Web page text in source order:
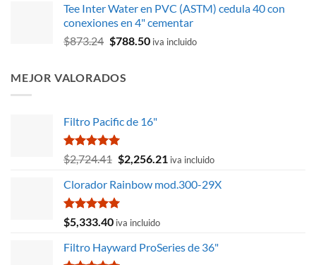
era:
$510.77.
es:
$314.78.
Tee Inter Water en PVC (ASTM) cedula 40 con
conexiones en 4" cementar
$873.24 El
era:
$788.50Eliva incluido
MEJOR VALORADOS
Filtro Pacific de 16"
Valorado
con
de 5
$2,724.41 El
original
era:
$2,724.41.
$2,256.21 El
actual
iva incluido
Clorador Rainbow mod.300-29X
Valorado
con
de 5
$5,333.40 iva incluido
Filtro Hayward ProSeries de 36"